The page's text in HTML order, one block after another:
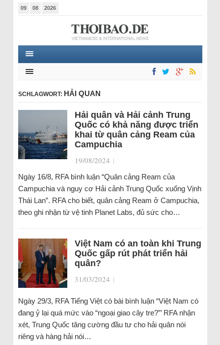
09 08 2026
SCHLAGWORT: HẢI QUAN
Hải quân và Hải cảnh Trung
Quốc có khả năng được triển
khai từ quân cảng Ream của
Campuchia
19/08/2024 |
Ngày 16/8, RFA bình luận “Quân cảng Ream của
Campuchia và nguy cơ Hải cảnh Trung Quốc xuống Vịnh
Thái Lan”. RFA cho biết, quân cảng Ream ở Campuchia,
theo ghi nhận từ vệ tinh Planet Labs, đủ sức cho…
Việt Nam có an toàn khi Trung
Quốc gấp rút phát triển hải
quân?
31/03/2024 |
Ngày 29/3, RFA Tiếng Việt có bài bình luận “Việt Nam có
đang ỷ lại quá mức vào “ngoại giao cây tre?”’ RFA nhận
xét, Trung Quốc tăng cường đầu tư cho hải quân nói
riêng và hàng hải nói…